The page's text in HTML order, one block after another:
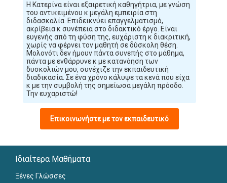
Η Κατερίνα είναι εξαιρετική καθηγήτρια, με γνώση
του αντικειμένου κ μεγάλη εμπειρία στη
διδασκαλία. Επιδεικνύει επαγγελματισμό,
ακρίβεια κ συνέπεια στο διδακτικό έργο. Είναι
ευγενής από τη φύση της, ευχάριστη κ διακριτική,
χωρίς να φέρνει τον μαθητή σε δύσκολη θέση.
Μολονότι δεν ήμουν πάντα συνεπής στο μάθημα,
πάντα με ενθάρρυνε κ με κατανόηση των
δυσκολιών μου, συνέχιζε την εκπαιδευτική
διαδικασία. Σε ένα χρόνο κάλυψε τα κενά που είχα
κ με την συμβολή της σημείωσα μεγάλη πρόοδο.
Την ευχαριστώ!
Επικοινωνήστε με τον εκπαιδευτικό
Ιδιαίτερα Μαθήματα
Ξένες Γλώσσες